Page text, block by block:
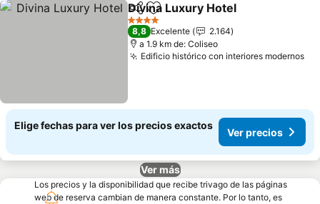
CompartirAgregar a favoritos
Divina Luxury Hotel
4 Estrellas
8,8 Excelente
2.164
a 1.9 km de: Coliseo
Edificio histórico con interiores modernos
Elige fechas para ver los precios exactos
Ver precios
Ver más
Los precios y la disponibilidad que recibe trivago de las páginas
web de reserva cambian de manera constante. Por lo tanto, es